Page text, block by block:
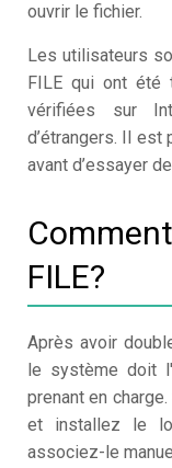
ouvrir le fichier.
Les utilisateurs
FILE qui ont été
vérifiées sur
d’étrangers. Il est
avant d’essayer
FILE?
Après avoir
le système doit
prenant en
et installez le
associez-le